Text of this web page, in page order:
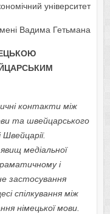
університет
Вадима Гетьмана
контакти між
та швейцарського
медіальної
і
застосування
спілкування між
німецької мови.